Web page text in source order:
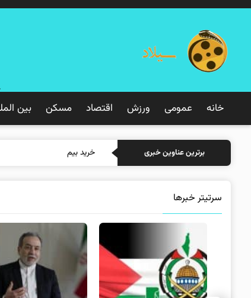
خانه عمومی ورزش اقتصاد مسکن بین
برترین عناوین خبری خرید بیمه: سنتی یا آنلاین؟ کدا
سرتیتر خبرها